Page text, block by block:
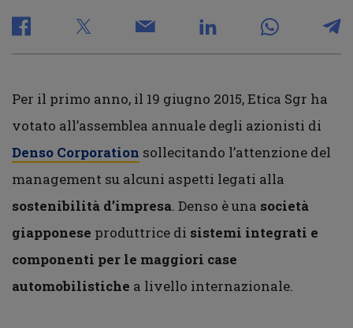
Per il primo anno, il 19 giugno 2015, Etica Sgr ha
votato all’assemblea annuale degli azionisti di
Denso Corporation sollecitando l’attenzione del
management su alcuni aspetti legati alla
sostenibilità d’impresa. Denso è una società
giapponese produttrice di sistemi integrati e
componenti per le maggiori case
automobilistiche a livello internazionale.